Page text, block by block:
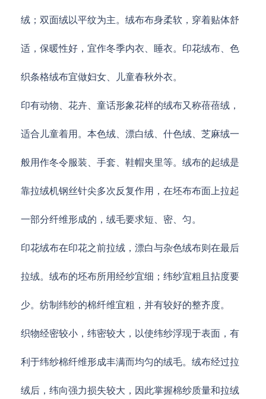
绒；双面绒以平纹为主。绒布布身柔软，穿着贴体舒
适，保暖性好，宜作冬季内衣、睡衣。印花绒布、色
织条格绒布宜做妇女、儿童春秋外衣。
印有动物、花卉、童话形象花样的绒布又称蓓蓓绒，
适合儿童着用。本色绒、漂白绒、什色绒、芝麻绒一
般用作冬令服装、手套、鞋帽夹里等。绒布的起绒是
靠拉绒机钢丝针尖多次反复作用，在坯布布面上拉起
一部分纤维形成的，绒毛要求短、密、匀。
印花绒布在印花之前拉绒，漂白与杂色绒布则在最后
拉绒。绒布的坯布所用经纱宜细；纬纱宜粗且拈度要
少。纺制纬纱的棉纤维宜粗，并有较好的整齐度。
织物经密较小，纬密较大，以使纬纱浮现于表面，有
利于纬纱棉纤维形成丰满而均匀的绒毛。绒布经过拉
绒后，纬向强力损失较大，因此掌握棉纱质量和拉绒